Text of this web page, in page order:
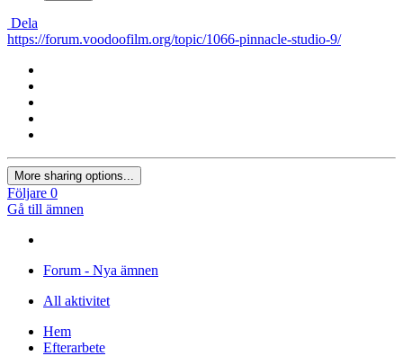
Dela
https://forum.voodoofilm.org/topic/1066-pinnacle-studio-9/
More sharing options...
Följare 0
Gå till ämnen
Forum - Nya ämnen
All aktivitet
Hem
Efterarbete